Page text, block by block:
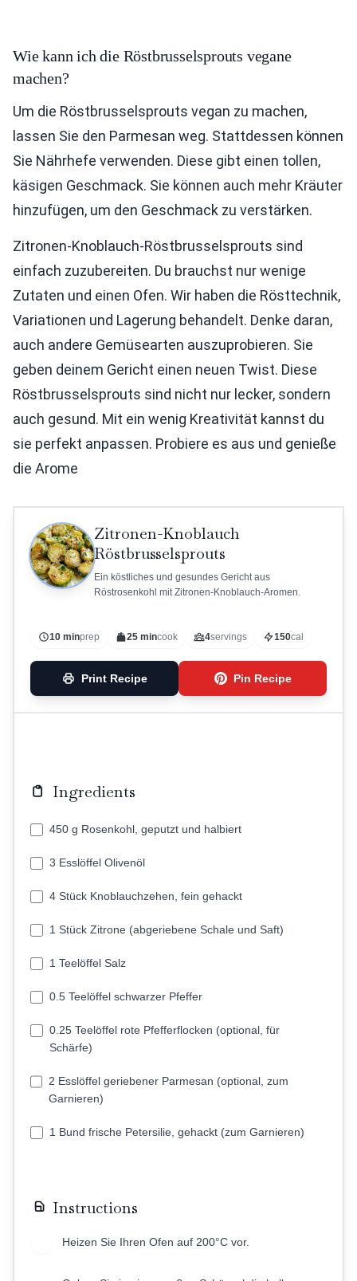
Wie kann ich die Röstbrusselsprouts vegane
machen?
Um die Röstbrusselsprouts vegan zu machen,
lassen Sie den Parmesan weg. Stattdessen können
Sie Nährhefe verwenden. Diese gibt einen tollen,
käsigen Geschmack. Sie können auch mehr Kräuter
hinzufügen, um den Geschmack zu verstärken.
Zitronen-Knoblauch-Röstbrusselsprouts sind
einfach zuzubereiten. Du brauchst nur wenige
Zutaten und einen Ofen. Wir haben die Rösttechnik,
Variationen und Lagerung behandelt. Denke daran,
auch andere Gemüsearten auszuprobieren. Sie
geben deinem Gericht einen neuen Twist. Diese
Röstbrusselsprouts sind nicht nur lecker, sondern
auch gesund. Mit ein wenig Kreativität kannst du
sie perfekt anpassen. Probiere es aus und genieße
die Arome
Zitronen-Knoblauch
Röstbrusselsprouts
Ein köstliches und gesundes Gericht aus
Röstrosenkohl mit Zitronen-Knoblauch-Aromen.
10 minprep 25 mincook 4servings 150cal
Print Recipe Pin Recipe
Ingredients
450 g Rosenkohl, geputzt und halbiert
3 Esslöffel Olivenöl
4 Stück Knoblauchzehen, fein gehackt
1 Stück Zitrone (abgeriebene Schale und Saft)
1 Teelöffel Salz
0.5 Teelöffel schwarzer Pfeffer
0.25 Teelöffel rote Pfefferflocken (optional, für
Schärfe)
2 Esslöffel geriebener Parmesan (optional, zum
Garnieren)
1 Bund frische Petersilie, gehackt (zum Garnieren)
Instructions
Heizen Sie Ihren Ofen auf 200°C vor.